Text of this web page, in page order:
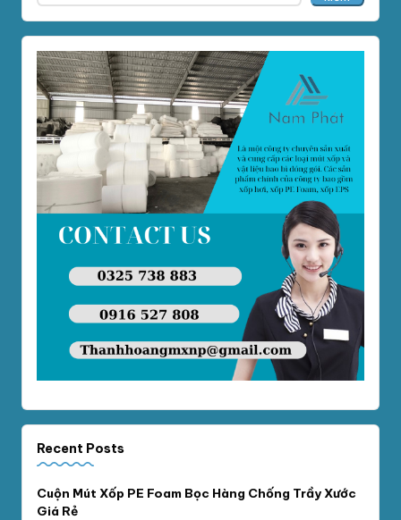
Recent Posts
Cuộn Mút Xốp PE Foam Bọc Hàng Chống Trầy Xước
Giá Rẻ